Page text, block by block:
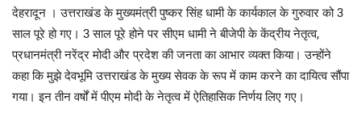
देहरादून । उत्तराखंड के मुख्यमंत्री पुष्कर सिंह धामी के कार्यकाल के गुरुवार को 3
साल पूरे हो गए। 3 साल पूरे होने पर सीएम धामी ने बीजेपी के केंद्रीय नेतृत्व,
प्रधानमंत्री नरेंद्र मोदी और प्रदेश की जनता का आभार व्यक्त किया। उन्होंने
कहा कि मुझे देवभूमि उत्तराखंड के मुख्य सेवक के रूप में काम करने का दायित्व सौंपा
गया। इन तीन वर्षों में पीएम मोदी के नेतृत्व में ऐतिहासिक निर्णय लिए गए।